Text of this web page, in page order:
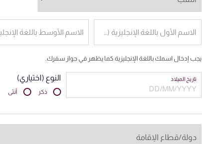
الاسم الأول باللغة الإنجليزية (كما في جواز السفر)
يجب إدخال اسمك باللغة الإنجليزية كما يظهر في جواز سفرك.
تاريخ الميلاد النوع (اختياري)
ذكر أنثى